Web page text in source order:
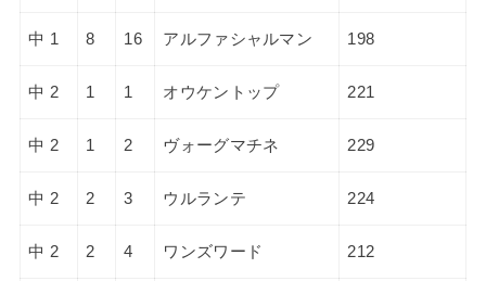
中 1 8 16 アルファシャルマン 198
中 2 1 1 オウケントップ 221
中 2 1 2 ヴォーグマチネ 229
中 2 2 3 ウルランテ 224
中 2 2 4 ワンズワード 212